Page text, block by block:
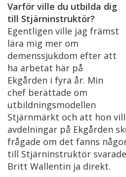
Varför ville du utbilda dig
till Stjärninstruktör?
Egentligen ville jag främst
lära mig mer om
demenssjukdom efter att
ha arbetat här på
Ekgården i fyra år. Min
chef berättade om
utbildningsmodellen
Stjärnmärkt och att hon
avdelningar på Ekgården
frågade om det fanns
till Stjärninstruktör
Britt Wallentin ja direkt.